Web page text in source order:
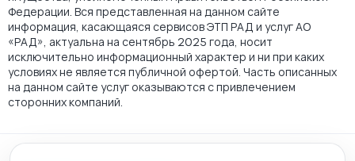
Федерации. Вся представленная на данном сайте
информация, касающаяся сервисов ЭТП РАД и услуг АО
«РАД», актуальна на сентябрь 2025 года, носит
исключительно информационный характер и ни при каких
условиях не является публичной офертой. Часть описанных
на данном сайте услуг оказываются с привлечением
сторонних компаний.